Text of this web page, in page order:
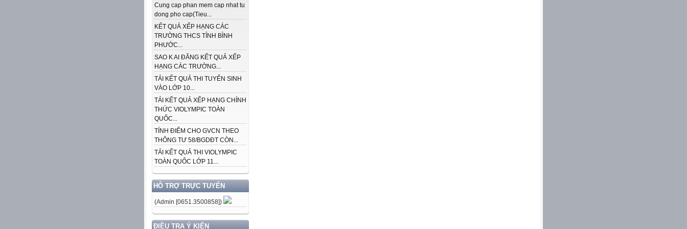
Cung cap phan mem cap nhat tu
dong pho cap(Tieu...
KẾT QUẢ XẾP HẠNG CÁC
TRƯỜNG THCS TỈNH BÌNH
PHƯỚC...
SAO K AI ĐĂNG KẾT QUẢ XẾP
HẠNG CÁC TRƯỜNG...
TẢI KẾT QUẢ THI TUYỂN SINH
VÀO LỚP 10...
TẢI KẾT QUẢ XẾP HẠNG CHÍNH
THỨC VIOLYMPIC TOÀN
QUỐC...
TÍNH ĐIỂM CHO GVCN THEO
THÔNG TƯ 58/BGDĐT CÒN...
TẢI KẾT QUẢ THI VIOLYMPIC
TOÀN QUỐC LỚP 11...
HỖ TRỢ TRỰC TUYẾN
(Admin [0651.3500858])
ĐIỀU TRA Ý KIẾN